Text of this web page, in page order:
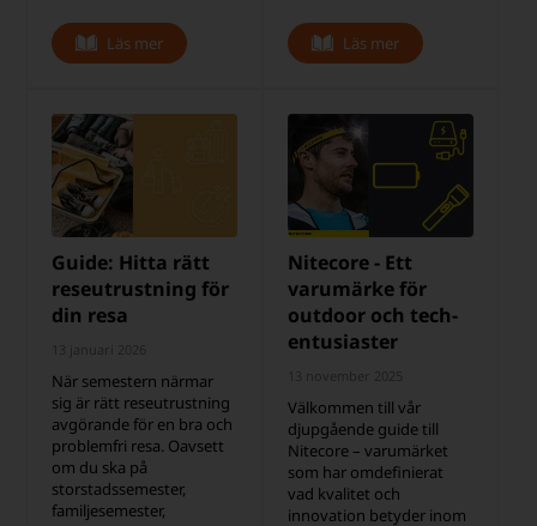
Läs mer Läs mer
Guide: Hitta rätt
reseutrustning för
din resa
När semestern närmar
sig är rätt reseutrustning
avgörande för en bra och
problemfri resa. Oavsett
om du ska på
storstadssemester,
familjesemester,
Nitecore - Ett
varumärke för
outdoor och tech-
entusiaster
Välkommen till vår
djupgående guide till
Nitecore – varumärket
som har omdefinierat
vad kvalitet och
innovation betyder inom